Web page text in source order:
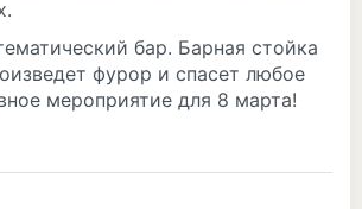
бар. Барная стойка
фурор и спасет любое
мероприятие для 8 марта!